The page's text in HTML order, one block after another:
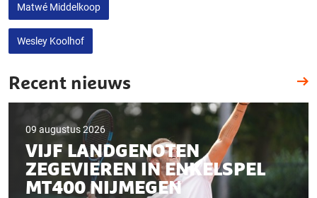
Matwé Middelkoop
Wesley Koolhof
Recent nieuws
09 augustus 2026
VIJF LANDGENOTEN
ZEGEVIEREN IN ENKELSPEL
MT400 NIJMEGEN